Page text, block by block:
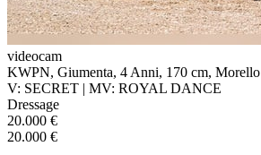
videocam
KWPN, Giumenta, 4 Anni, 170 cm, Morello
V: SECRET | MV: ROYAL DANCE
Dressage
20.000 €
20.000 €